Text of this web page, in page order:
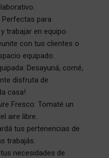
Perfectas para
trabajar en equipo.
con tus clientes o
equipado.
Desayuná, comé,
disfruta de
casa!
Fresco: Tomaté un
aire libre.
tus pertenencias de
trabajás.
necesidades de